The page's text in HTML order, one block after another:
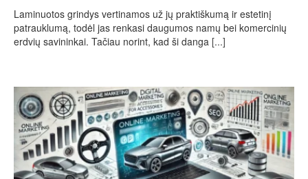
Laminuotos grindys vertinamos už jų praktiškumą ir estetinį
patrauklumą, todėl jas renkasi daugumos namų bei komercinių
erdvių savininkai. Tačiau norint, kad ši danga [...]